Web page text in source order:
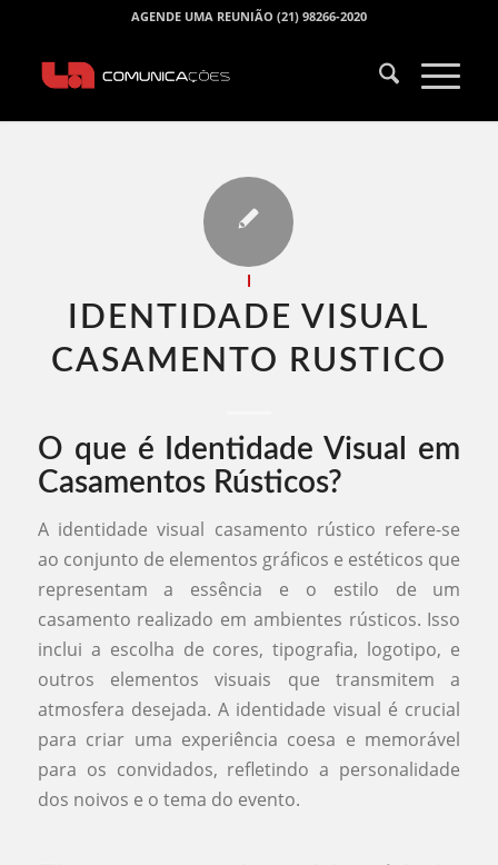
AGENDE UMA REUNIÃO (21) 98266-2020
IDENTIDADE VISUAL
CASAMENTO RUSTICO​
O que é Identidade Visual em
Casamentos Rústicos?
A identidade visual casamento rústico refere-se
ao conjunto de elementos gráficos e estéticos que
representam a essência e o estilo de um
casamento realizado em ambientes rústicos. Isso
inclui a escolha de cores, tipografia, logotipo, e
outros elementos visuais que transmitem a
atmosfera desejada. A identidade visual é crucial
para criar uma experiência coesa e memorável
para os convidados, refletindo a personalidade
dos noivos e o tema do evento.